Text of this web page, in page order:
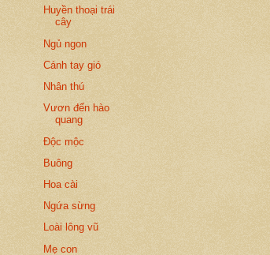
Huyền thoại trái
cây
Ngủ ngon
Cánh tay gió
Nhân thú
Vươn đến hào
quang
Độc mộc
Buông
Hoa cài
Ngứa sừng
Loài lông vũ
Mẹ con